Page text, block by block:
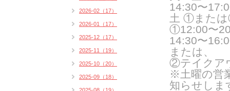
14:30〜
土 ①また
①12:00〜
14:30〜
または、
②テイクア
※土曜の営
知らせしま
2026-02（17）
2026-01（17）
2025-12（17）
2025-11（19）
2025-10（20）
2025-09（18）